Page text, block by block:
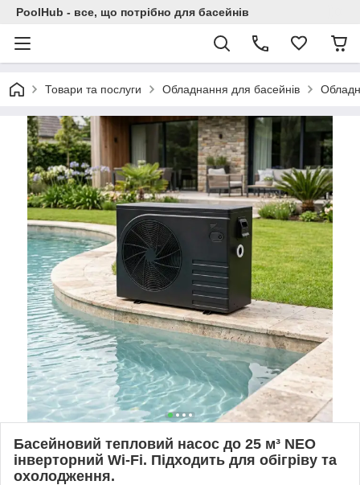
PoolHub - все, що потрібно для басейнів
Товари та послуги Обладнання для басейнів
Басейновий тепловий насос до 25 м³ NEO
інверторний Wi-Fi. Підходить для обігріву та
охолодження.